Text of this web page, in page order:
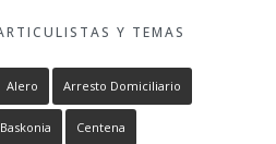
Y TEMAS
Alero Arresto Domiciliario
Baskonia Centena